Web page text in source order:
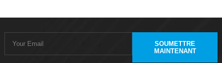
SOUMETTRE
MAINTENANT